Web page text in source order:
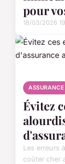
pour
18/03/2026
ASSURANCE
Évitez
Les erreurs
coûter cher